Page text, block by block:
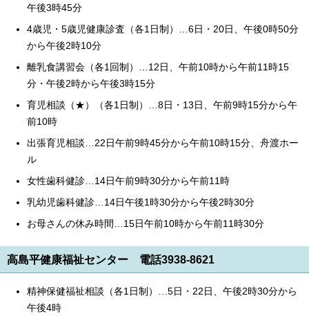
午後3時45分
4歳児・5歳児健康診査（各1日制）…6日・20日、午後0時50分
から午後2時10分
離乳食講習会（各1回制）…12日、午前10時から午前11時15
分・午後2時から午後3時15分
育児相談（★）（各1日制）…8日・13日、午前9時15分から午
前10時
出張育児相談…22日午前9時45分から午前10時15分、舟渡ホー
ル
女性歯科健診…14日午前9時30分から午前11時
乳幼児歯科健診…14日午後1時30分から午後2時30分
お母さんの休み時間…15日午前10時から午前11時30分
高島平健康福祉センター 電話3938-8621
精神保健福祉相談（各1日制）…5日・22日、午後2時30分から
午後4時